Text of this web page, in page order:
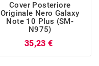
Cover Posteriore
Originale Nero Galaxy
Note 10 Plus (SM-
N975)
35,23 €